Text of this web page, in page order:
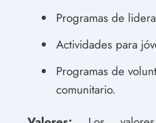
Programas de
Actividades para
Programas de
comunitario.